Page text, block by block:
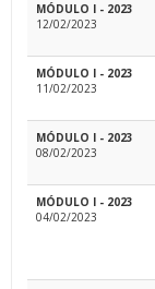
MÓDULO I - 2023
12/02/2023
MÓDULO I - 2023
11/02/2023
MÓDULO I - 2023
08/02/2023
MÓDULO I - 2023
04/02/2023